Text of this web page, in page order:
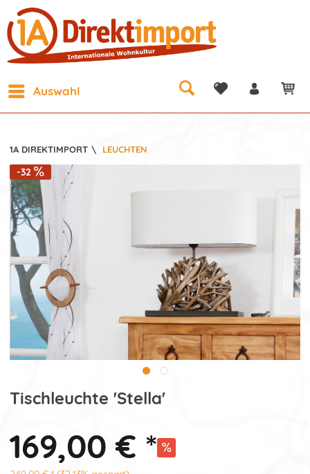
Auswahl
1A DIREKTIMPORT \ LEUCHTEN
-32
Tischleuchte 'Stella'
169,00 € *